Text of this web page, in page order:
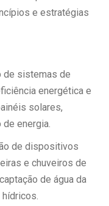
e estratégias
de sistemas de
energética e
solares,
de energia.
de dispositivos
e chuveiros de
de água da
hídricos.